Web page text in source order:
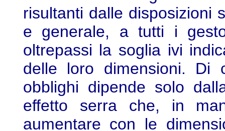
risultanti dalle disposizioni
e generale, a tutti i
oltrepassi la soglia ivi
delle loro dimensioni. Di
obblighi dipende solo
effetto serra che, in
aumentare con le